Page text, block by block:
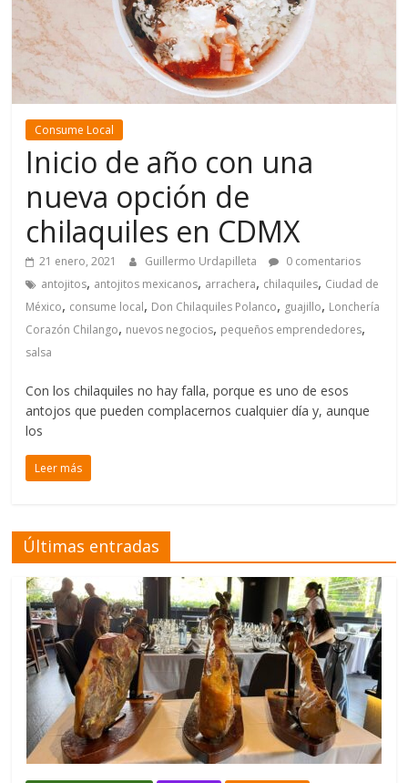
Consume Local
Inicio de año con una
nueva opción de
chilaquiles en CDMX
21 enero, 2021 Guillermo Urdapilleta
0 comentarios
antojitos, antojitos mexicanos, arrachera, chilaquiles, Ciudad de
México, consume local, Don Chilaquiles Polanco, guajillo, Lonchería
Corazón Chilango, nuevos negocios, pequeños emprendedores,
salsa
Con los chilaquiles no hay falla, porque es uno de esos
antojos que pueden complacernos cualquier día y, aunque
los
Leer más
Últimas entradas